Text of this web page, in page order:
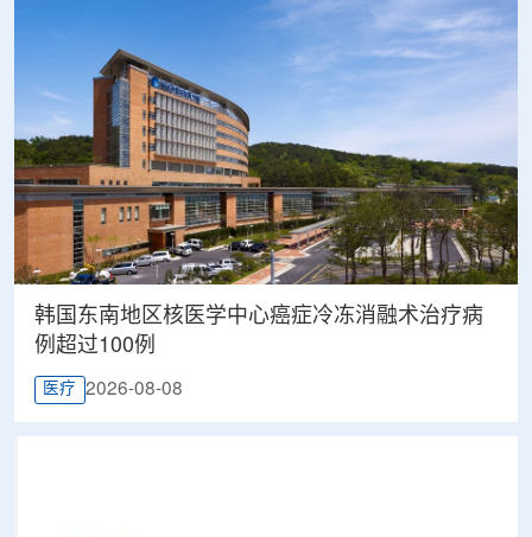
韩国东南地区核医学中心癌症冷冻消融术治疗病
例超过100例
医疗 2026-08-08